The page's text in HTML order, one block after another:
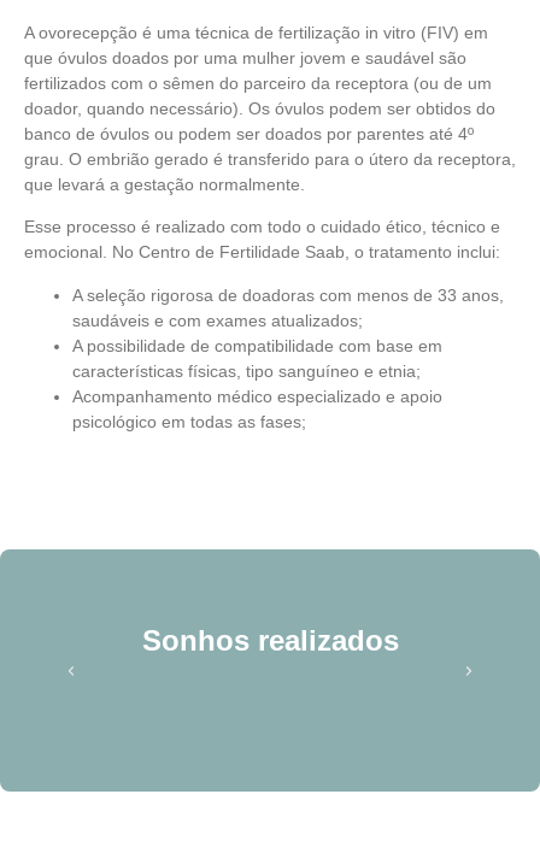
A ovorecepção é uma técnica de fertilização in vitro (FIV) em
que óvulos doados por uma mulher jovem e saudável são
fertilizados com o sêmen do parceiro da receptora (ou de um
doador, quando necessário). Os óvulos podem ser obtidos do
banco de óvulos ou podem ser doados por parentes até 4º
grau. O embrião gerado é transferido para o útero da receptora,
que levará a gestação normalmente.
Esse processo é realizado com todo o cuidado ético, técnico e
emocional. No Centro de Fertilidade Saab, o tratamento inclui:
A seleção rigorosa de doadoras com menos de 33 anos,
saudáveis e com exames atualizados;
A possibilidade de compatibilidade com base em
características físicas, tipo sanguíneo e etnia;
Acompanhamento médico especializado e apoio
psicológico em todas as fases;
Sonhos realizados